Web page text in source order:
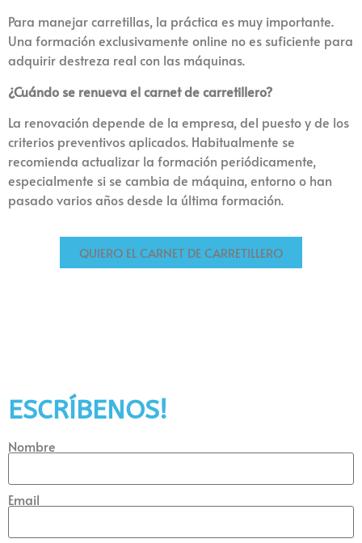
Para manejar carretillas, la práctica es muy importante.
Una formación exclusivamente online no es suficiente para
adquirir destreza real con las máquinas.
¿Cuándo se renueva el carnet de carretillero?
La renovación depende de la empresa, del puesto y de los
criterios preventivos aplicados. Habitualmente se
recomienda actualizar la formación periódicamente,
especialmente si se cambia de máquina, entorno o han
pasado varios años desde la última formación.
QUIERO EL CARNET DE CARRETILLERO
ESCRÍBENOS!
Nombre
Email